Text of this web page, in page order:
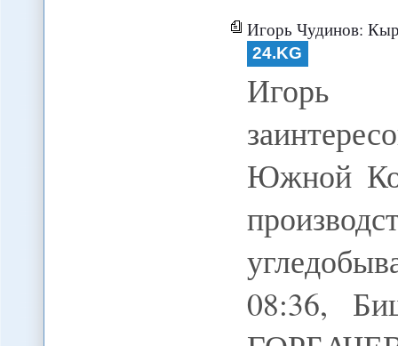
Игорь Чудинов: Кыргызстан заинтересован
24.KG
Игорь
Южной
08:36,